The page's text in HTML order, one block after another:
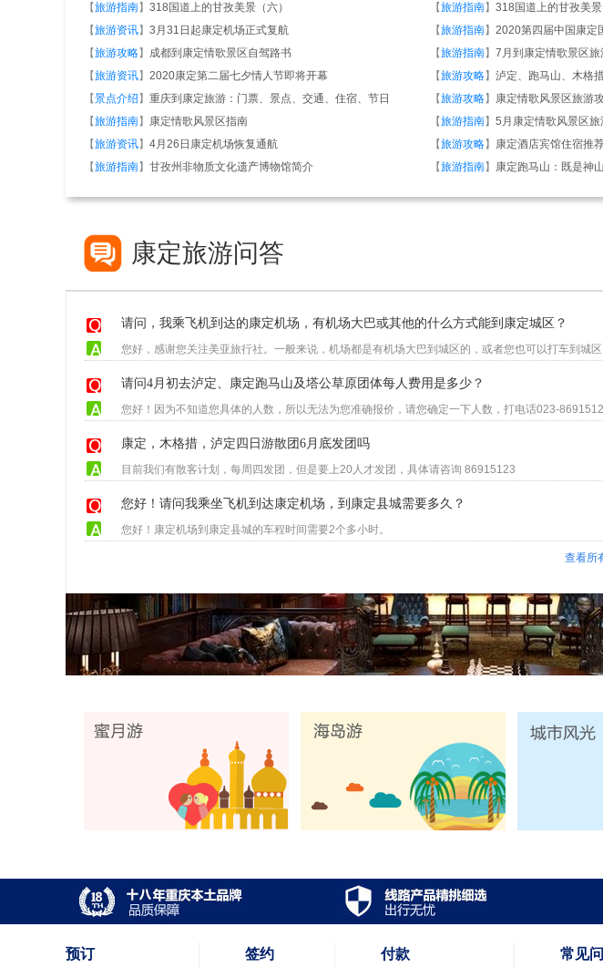
【旅游指南】 318国道上的甘孜美景（六） 【旅游指南】 318国道上的甘孜美景
【旅游资讯】 3月31日起康定机场正式复航 【旅游指南】 2020第四届中国康定
【旅游攻略】 成都到康定情歌景区自驾路书 【旅游指南】 7月到康定情歌景区旅
【旅游资讯】 2020康定第二届七夕情人节即将开幕 【旅游攻略】 泸定、跑马山、木格
【景点介绍 】 重庆到康定旅游：门票、景点、交通、住宿、节日 【旅游攻略】 康定情歌风景区旅游
【旅游指南】 康定情歌风景区指南 【旅游指南】 5月康定情歌风景区旅
【旅游资讯】 4月26日康定机场恢复通航 【旅游攻略】 康定酒店宾馆住宿推
【旅游指南】 甘孜州非物质文化遗产博物馆简介 【旅游指南】 康定跑马山：既是神
康定旅游问答
请问，我乘飞机到达的康定机场，有机场大巴或其他的什么方式能到康定城区？
请问4月初去泸定、康定跑马山及塔公草原团体每人费用是多少？
康定，木格措，泸定四日游散团6月底发团吗
目前我们有散客计划，每周四发团，但是要上20人才发团，具体请咨询 86915123
您好！请问我乘坐飞机到达康定机场，到康定县城需要多久？
您好！康定机场到康定县城的车程时间需要2个多小时。
查看所
预订 签约 付款 常见